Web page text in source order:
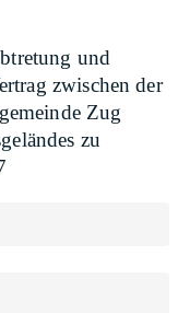
und
zwischen der
Zug
zu